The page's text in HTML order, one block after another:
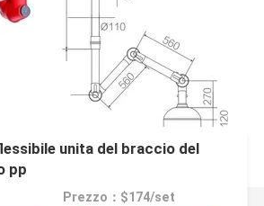
unita del braccio del
pp
Prezzo：$174/set